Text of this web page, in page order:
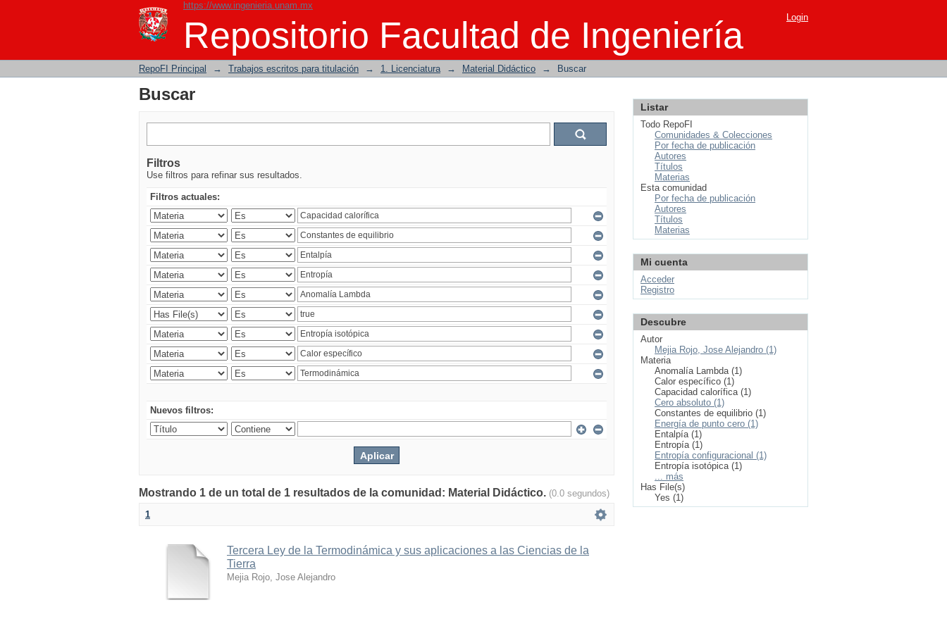
https://www.ingenieria.unam.mx
Repositorio Facultad de Ingeniería
Buscar Login
RepoFI Principal → Trabajos escritos para titulación → 1. Licenciatura → Material Didáctico → Buscar
Buscar
Filtros
Use filtros para refinar sus resultados.
Filtros actuales:
Nuevos filtros:
Mostrando 1 de un total de 1 resultados de la comunidad: Material Didáctico. (0.0 segundos)
1
Tercera Ley de la Termodinámica y sus aplicaciones a las Ciencias de la
Tierra
Mejia Rojo, Jose Alejandro
Listar
Todo RepoFI
Comunidades & Colecciones
Por fecha de publicación
Autores
Títulos
Materias
Esta comunidad
Por fecha de publicación
Autores
Títulos
Materias
Mi cuenta
Acceder
Registro
Descubre
Autor
Mejia Rojo, Jose Alejandro (1)
Materia
Anomalía Lambda (1)
Calor específico (1)
Capacidad calorífica (1)
Cero absoluto (1)
Constantes de equilibrio (1)
Energía de punto cero (1)
Entalpía (1)
Entropía (1)
Entropía configuracional (1)
Entropía isotópica (1)
... más
Has File(s)
Yes (1)